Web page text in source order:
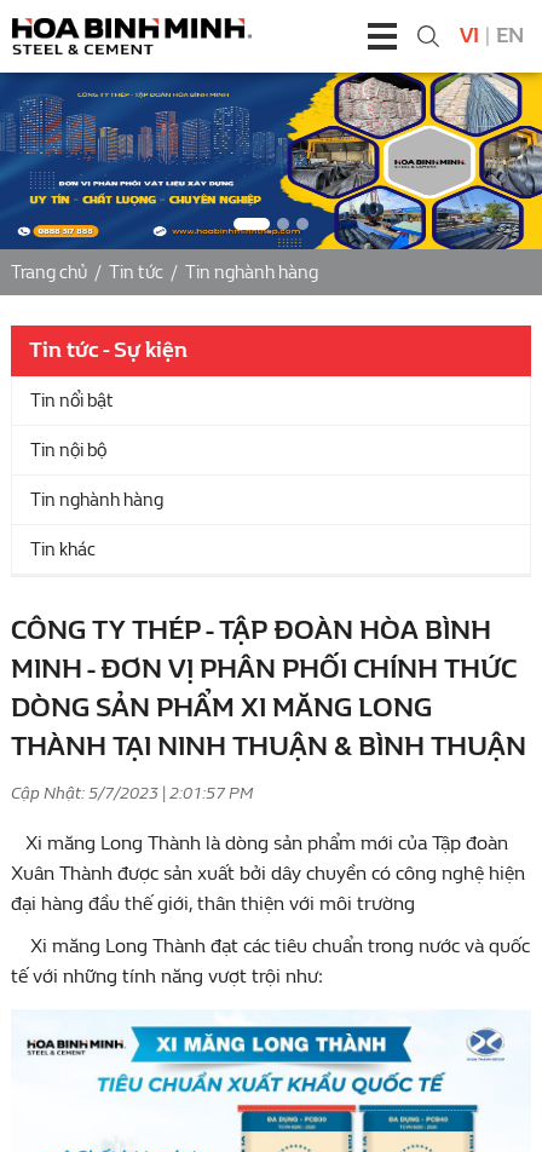
VI | EN
Trang chủ/ Tin tức/ Tin nghành hàng
Tin tức - Sự kiện
Tin nổi bật
Tin nội bộ
Tin nghành hàng
Tin khác
CÔNG TY THÉP - TẬP ĐOÀN HÒA BÌNH
MINH - ĐƠN VỊ PHÂN PHỐI CHÍNH THỨC
DÒNG SẢN PHẨM XI MĂNG LONG
THÀNH TẠI NINH THUẬN & BÌNH THUẬN
Cập Nhật: 5/7/2023 | 2:01:57 PM
Xi măng Long Thành là dòng sản phẩm mới của Tập đoàn
Xuân Thành được sản xuất bởi dây chuyền có công nghệ hiện
đại hàng đầu thế giới, thân thiện với môi trường
Xi măng Long Thành đạt các tiêu chuẩn trong nước và quốc
tế với những tính năng vượt trội như: